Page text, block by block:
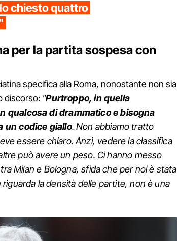
chiesto quattro
per la partita sospesa con
specifica alla Roma, nonostante non sia
discorso: "Purtroppo, in quella
qualcosa di drammatico e bisogna
un codice giallo. Non abbiamo tratto
essere chiaro. Anzi, vedere la classifica
può avere un peso. Ci hanno messo
Milan e Bologna, sfida che per noi è stata
la densità delle partite, non è una